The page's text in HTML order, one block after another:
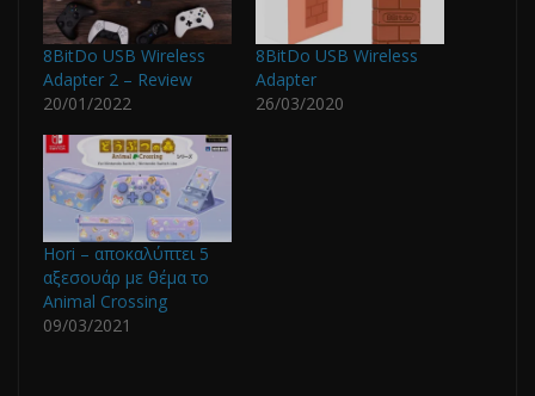
8BitDo USB Wireless
Adapter 2 – Review
20/01/2022
8BitDo USB Wireless
Adapter
26/03/2020
Hori – αποκαλύπτει 5
αξεσουάρ με θέμα το
Animal Crossing
09/03/2021